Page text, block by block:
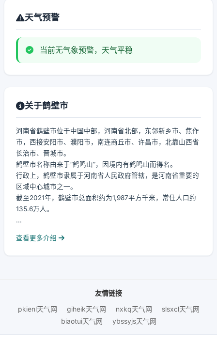
天气预警
当前无气象预警，天气平稳
关于鹤壁市
河南省鹤壁市位于中国中部，河南省北部，东邻新乡市、焦作
市，西接安阳市、濮阳市，南连商丘市、许昌市，北靠山西省
长治市、晋城市。
鹤壁市名称由来于“鹤鸣山”，因境内有鹤鸣山而得名。
行政上，鹤壁市隶属于河南省人民政府管辖，是河南省重要的
区域中心城市之一。
截至2021年，鹤壁市总面积约为1,987平方千米，常住人口约
135.6万人。
...
查看更多介绍
友情链接
pkienl天气网
giheik天气网 nxkq天气网
slsxcl天气网
biaotui天气网
ybssyjs天气网